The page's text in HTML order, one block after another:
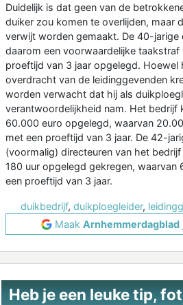
Duidelijk is dat geen van de
duiker zou komen te overlijden, maar
verwijt worden gemaakt. De 40-jarige
daarom een voorwaardelijke taakstraf
proeftijd van 3 jaar opgelegd. Hoewel
overdracht van de leidinggevenden
worden verwacht dat hij als
verantwoordelijkheid nam. Het bedrijf
60.000 euro opgelegd, waarvan
met een proeftijd van 3 jaar. De 42-
(voormalig) directeuren van het
180 uur opgelegd gekregen, waarvan
een proeftijd van 3 jaar.
duikbedrijf, duikploegleider,
Maak Arnhemmerdagblad
Heb je een leuke tip,